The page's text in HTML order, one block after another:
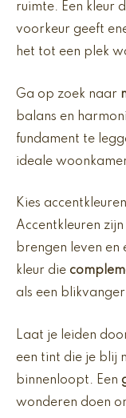
ruimte. Een kleur
voorkeur geeft
het tot een plek
Ga op zoek naar
balans en
fundament te
ideale
Kies accentkleuren
Accentkleuren
brengen leven en
kleur die
als een
Laat je leiden
een tint die je blij
binnenloopt. Een
wonderen doen